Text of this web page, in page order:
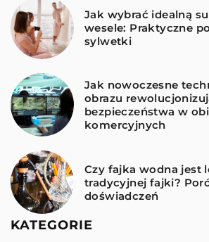
Jak wybrać idealną
wesele: Praktyczne
sylwetki
Jak nowoczesne
obrazu
bezpieczeństwa w
komercyjnych
Czy fajka wodna jest
tradycyjnej fajki?
doświadczeń
KATEGORIE